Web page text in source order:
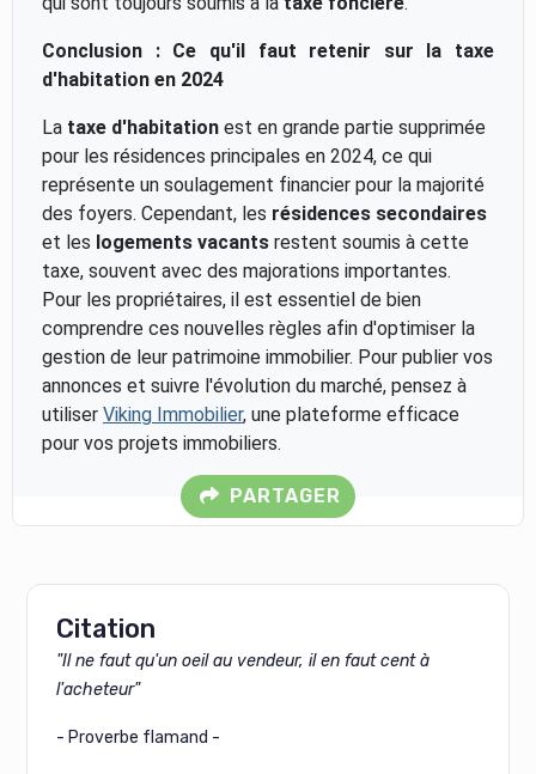
Conclusion : Ce qu'il faut retenir sur la taxe
d'habitation en 2024
La taxe d'habitationest en grande partie supprimée
pour les résidences principales en 2024, ce qui
représente un soulagement financier pour la majorité
des foyers. Cependant, les résidences secondaires
et les logements vacantsrestent soumis à cette
taxe, souvent avec des majorations importantes.
Pour les propriétaires, il est essentiel de bien
comprendre ces nouvelles règles afin d'optimiser la
gestion de leur patrimoine immobilier. Pour publier vos
annonces et suivre l'évolution du marché, pensez à
utiliser Viking Immobilier, une plateforme efficace
pour vos projets immobiliers.
PARTAGER
Citation
"Il ne faut qu'un oeil au vendeur, il en faut cent à
l'acheteur"
- Proverbe flamand -